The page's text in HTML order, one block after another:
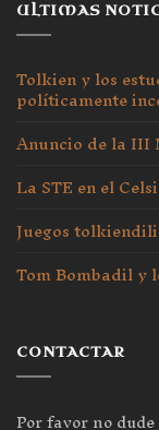
ULTIMAS
Tolkien y los
políticamente
Anuncio de la III
La STE en el
Juegos
Tom Bombadil y
CONTACTAR
Por favor no